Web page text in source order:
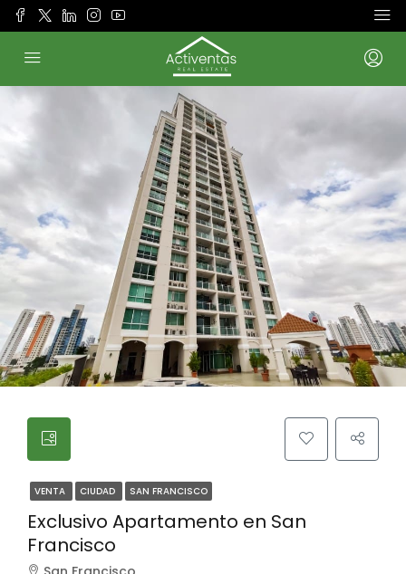
VENTA CIUDAD SAN FRANCISCO
Exclusivo Apartamento en San
Francisco